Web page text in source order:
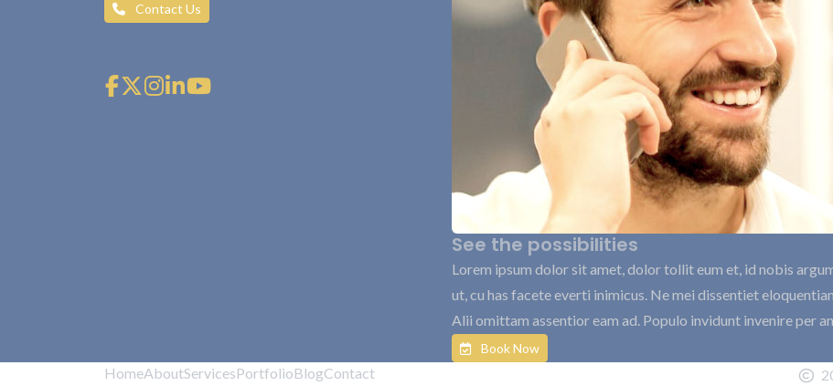
Contact Us
See the possibilities
Lorem ipsum dolor sit amet, dolor tollit eum et, id nobis
ut, cu has facete everti inimicus. Ne mei dissentiet
Alii omittam assentior eam ad. Populo invidunt invenire per
Book Now
HomeAboutServicesPortfolioBlogContact